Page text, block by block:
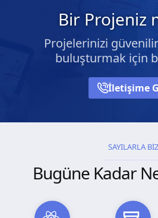
Bir Projeniz
Projelerinizi
buluşturmak için
İletişime
SAYILARLA BİZ
Bugüne Kadar